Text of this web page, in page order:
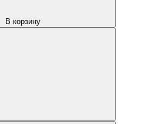
В корзину